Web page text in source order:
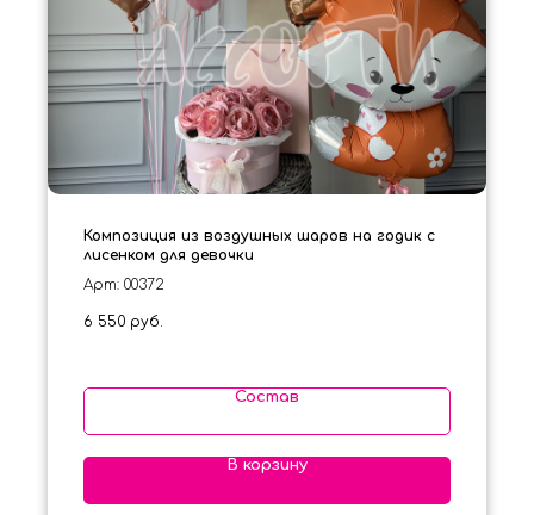
Композиция из воздушных шаров на годик с
лисенком для девочки
Арт: 00372
6 550 руб.
Состав
В корзину